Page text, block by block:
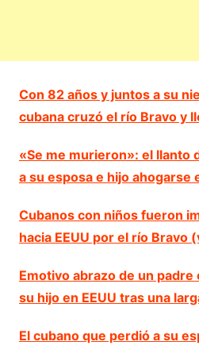
Con 82 años y juntos a su
cubana cruzó el río Bravo y
«Se me murieron»: el llanto
a su esposa e hijo ahogarse
Cubanos con niños fueron
hacia EEUU por el río Bravo
Emotivo abrazo de un padre
su hijo en EEUU tras una
El cubano que perdió a su